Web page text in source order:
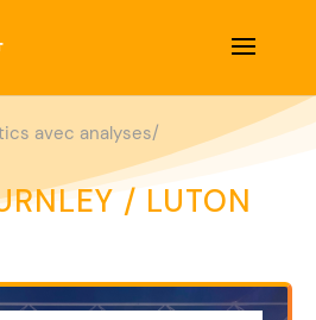
avec analyses/
/ LUTON